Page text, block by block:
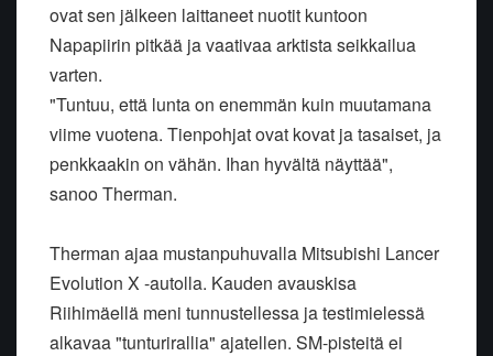
ovat sen jälkeen laittaneet nuotit kuntoon
Napapiirin pitkää ja vaativaa arktista seikkailua
varten.
"Tuntuu, että lunta on enemmän kuin muutamana
viime vuotena. Tienpohjat ovat kovat ja tasaiset, ja
penkkaakin on vähän. Ihan hyvältä näyttää",
sanoo Therman.
Therman ajaa mustanpuhuvalla Mitsubishi Lancer
Evolution X -autolla. Kauden avauskisa
Riihimäellä meni tunnustellessa ja testimielessä
alkavaa "tunturirallia" ajatellen. SM-pisteitä ei